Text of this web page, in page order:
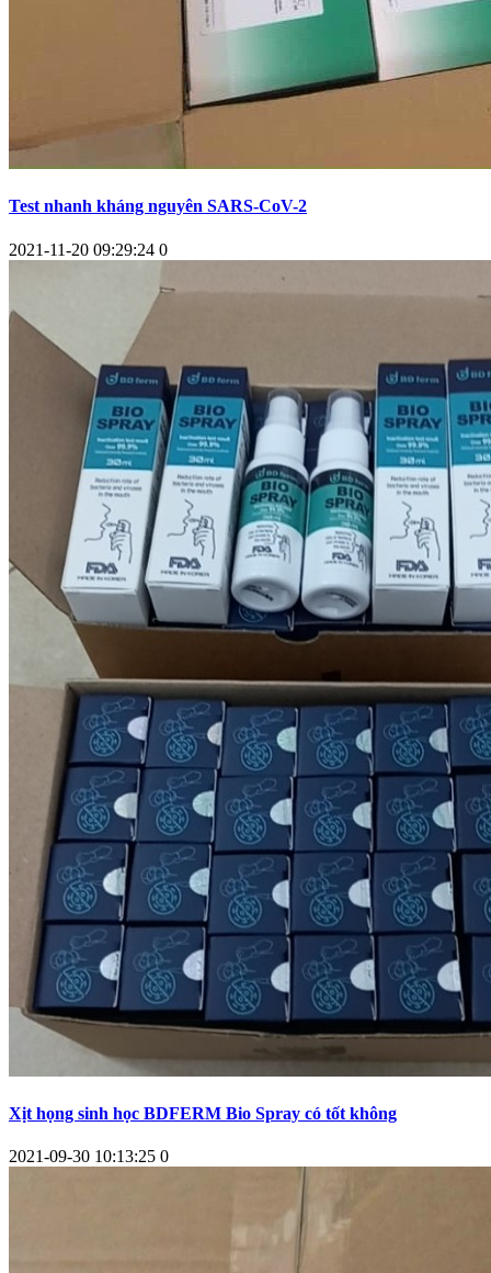
Test nhanh kháng nguyên SARS-CoV-2
2021-11-20 09:29:24 0
Xịt họng sinh học BDFERM Bio Spray có tốt không
2021-09-30 10:13:25 0